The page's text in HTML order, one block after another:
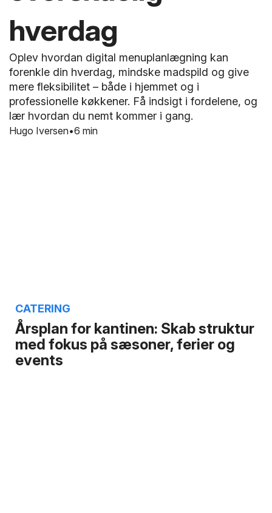
hverdag
6 min
Oplev hvordan digital menuplanlægning kan
forenkle din hverdag, mindske madspild og give
mere fleksibilitet – både i hjemmet og i
professionelle køkkener. Få indsigt i fordelene, og
lær hvordan du nemt kommer i gang.
Hugo Iversen
Årsplan for kantinen: Skab struktur
med fokus på sæsoner, ferier og
events
CATERING